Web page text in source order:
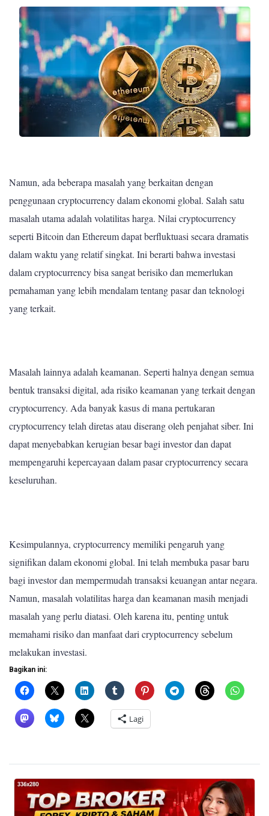
Namun, ada beberapa masalah yang berkaitan dengan
penggunaan cryptocurrency dalam ekonomi global. Salah satu
masalah utama adalah volatilitas harga. Nilai cryptocurrency
seperti Bitcoin dan Ethereum dapat berfluktuasi secara dramatis
dalam waktu yang relatif singkat. Ini berarti bahwa investasi
dalam cryptocurrency bisa sangat berisiko dan memerlukan
pemahaman yang lebih mendalam tentang pasar dan teknologi
yang terkait.
Masalah lainnya adalah keamanan. Seperti halnya dengan semua
bentuk transaksi digital, ada risiko keamanan yang terkait dengan
cryptocurrency. Ada banyak kasus di mana pertukaran
cryptocurrency telah diretas atau diserang oleh penjahat siber. Ini
dapat menyebabkan kerugian besar bagi investor dan dapat
mempengaruhi kepercayaan dalam pasar cryptocurrency secara
keseluruhan.
Kesimpulannya, cryptocurrency memiliki pengaruh yang
signifikan dalam ekonomi global. Ini telah membuka pasar baru
bagi investor dan mempermudah transaksi keuangan antar negara.
Namun, masalah volatilitas harga dan keamanan masih menjadi
masalah yang perlu diatasi. Oleh karena itu, penting untuk
memahami risiko dan manfaat dari cryptocurrency sebelum
melakukan investasi.
Bagikan ini:
Lagi